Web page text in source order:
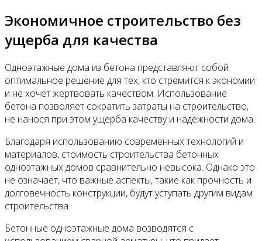
Экономичное строительство без
ущерба для качества
Одноэтажные дома из бетона представляют собой
оптимальное решение для тех, кто стремится к экономии
и не хочет жертвовать качеством. Использование
бетона позволяет сократить затраты на строительство,
не нанося при этом ущерба качеству и надежности дома.
Благодаря использованию современных технологий и
материалов, стоимость строительства бетонных
одноэтажных домов сравнительно невысока. Однако это
не означает, что важные аспекты, такие как прочность и
долговечность конструкции, будут уступать другим видам
строительства.
Бетонные одноэтажные дома возводятся с